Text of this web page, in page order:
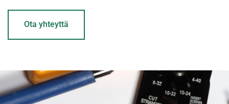
Ota yhteyttä